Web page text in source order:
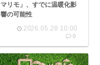
マリモ」、すでに温暖化影
響の可能性
2026.05.28 10:00
0